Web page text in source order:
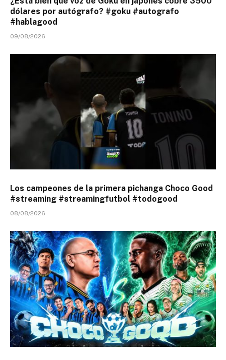
dólares por autógrafo? #goku #autografo
#hablagood
09/08/2026
Los campeones de la primera pichanga Choco Good
#streaming #streamingfutbol #todogood
08/08/2026